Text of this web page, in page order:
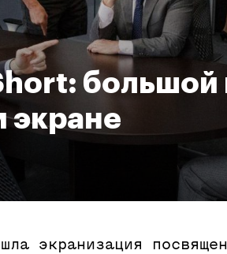
большой
экране
экранизация